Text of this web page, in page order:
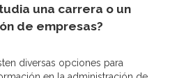
una carrera o un
de empresas?
diversas opciones para